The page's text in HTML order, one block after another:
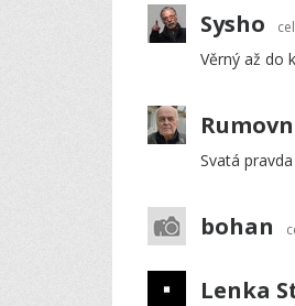
Sysho
Věrný až do
Svatá
bohan
Lenka